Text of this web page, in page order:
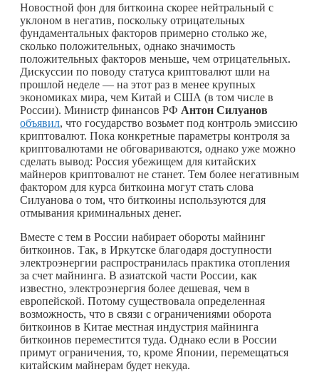
Новостной фон для биткоина скорее нейтральный с
уклоном в негатив, поскольку отрицательных
фундаментальных факторов примерно столько же,
сколько положительных, однако значимость
положительных факторов меньше, чем отрицательных.
Дискуссии по поводу статуса криптовалют шли на
прошлой неделе — на этот раз в менее крупных
экономиках мира, чем Китай и США (в том числе в
России). Министр финансов РФ Антон Силуанов
объявил, что государство возьмет под контроль эмиссию
криптовалют. Пока конкретные параметры контроля за
криптовалютами не обговариваются, однако уже можно
сделать вывод: Россия убежищем для китайских
майнеров криптовалют не станет. Тем более негативным
фактором для курса биткоина могут стать слова
Силуанова о том, что биткоины используются для
отмывания криминальных денег.
Вместе с тем в России набирает обороты майнинг
биткоинов. Так, в Иркутске благодаря доступности
электроэнергии распространилась практика отопления
за счет майнинга. В азиатской части России, как
известно, электроэнергия более дешевая, чем в
европейской. Потому существовала определенная
возможность, что в связи с ограничениями оборота
биткоинов в Китае местная индустрия майнинга
биткоинов переместится туда. Однако если в России
примут ограничения, то, кроме Японии, перемещаться
китайским майнерам будет некуда.